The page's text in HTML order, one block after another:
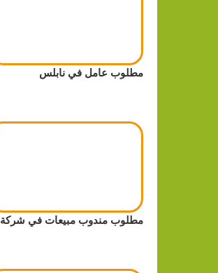
مطلوب عامل في نابلس
مطلوب مندوب مبيعات في شركة